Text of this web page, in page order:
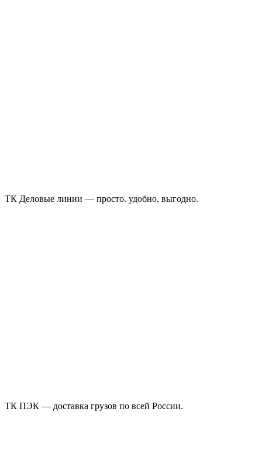
ТК Деловые линии — просто. удобно, выгодно.
ТК ПЭК — доставка грузов по всей России.